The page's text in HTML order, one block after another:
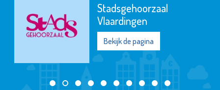
Stadsgehoorzaal
Vlaardingen
Bekijk de pagina